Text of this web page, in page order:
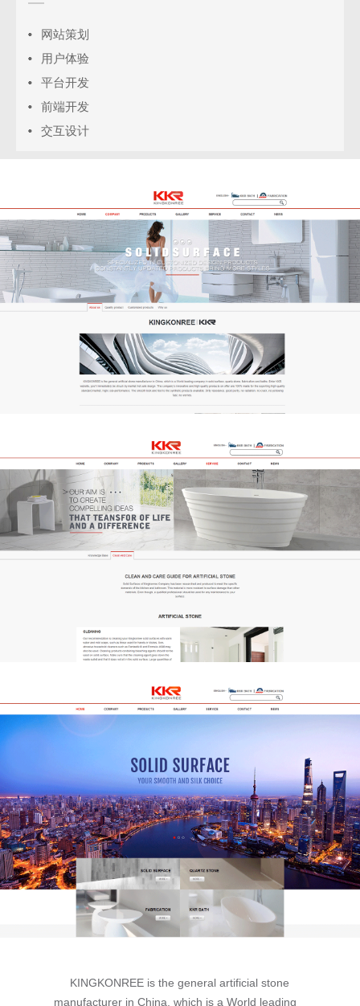
网站策划
用户体验
平台开发
前端开发
交互设计
KINGKONREE is the general artificial stone
manufacturer in China, which is a World leading